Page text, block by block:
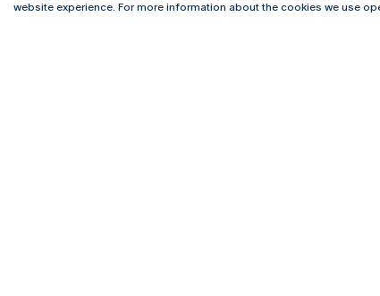
Rua Diogo Botelho 1327
website experience. For more information about the cookies we use